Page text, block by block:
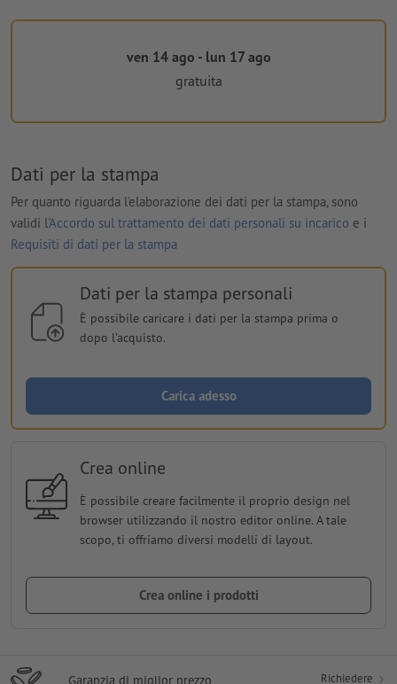
ven 14 ago - lun 17 ago
gratuita
Dati per la stampa
Per quanto riguarda l'elaborazione dei dati per la stampa, sono
validi l'Accordo sul trattamento dei dati personali su incarico e i
Requisiti di dati per la stampa
Dati per la stampa personali
È possibile caricare i dati per la stampa prima o
dopo l'acquisto.
Carica adesso
Crea online
È possibile creare facilmente il proprio design nel
browser utilizzando il nostro editor online. A tale
scopo, ti offriamo diversi modelli di layout.
Crea online i prodotti
Garanzia di miglior prezzo Richiedere